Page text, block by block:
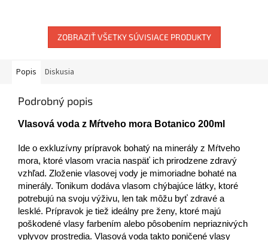
ZOBRAZIŤ VŠETKY SÚVISIACE PRODUKTY
Popis Diskusia
Podrobný popis
Vlasová voda z Mŕtveho mora Botanico 200ml
Ide o exkluzívny prípravok bohatý na minerály z Mŕtveho
mora, ktoré vlasom vracia naspäť ich prirodzene zdravý
vzhľad. Zloženie vlasovej vody je mimoriadne bohaté na
minerály. Tonikum dodáva vlasom chýbajúce látky, ktoré
potrebujú na svoju výživu, len tak môžu byť zdravé a
lesklé. Prípravok je tiež ideálny pre ženy, ktoré majú
poškodené vlasy farbením alebo pôsobením nepriaznivých
vplyvov prostredia. Vlasová voda takto poničené vlasy